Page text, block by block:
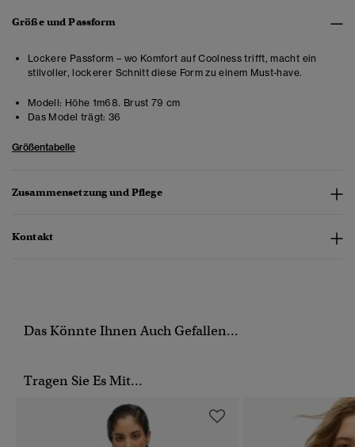
Größe und Passform
Lockere Passform – wo Komfort auf Coolness trifft, macht ein
stilvoller, lockerer Schnitt diese Form zu einem Must-have.
Modell: Höhe 1m68. Brust 79 cm
Das Model trägt: 36
Größentabelle
Zusammensetzung und Pflege
Kontakt
Das Könnte Ihnen Auch Gefallen...
Tragen Sie Es Mit...